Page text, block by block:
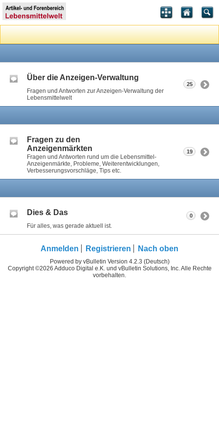
Über die Anzeigen-Verwaltung
Fragen und Antworten zur Anzeigen-Verwaltung der
Lebensmittelwelt
25
Fragen zu den
Anzeigenmärkten
Fragen und Antworten rund um die Lebensmittel-
Anzeigenmärkte, Probleme, Weiterentwicklungen,
Verbesserungsvorschläge, Tips etc.
19
Dies & Das
Für alles, was gerade aktuell ist.
0
Anmelden Registrieren Nach oben
Powered by vBulletin Version 4.2.3 (Deutsch)
Copyright ©2026 Adduco Digital e.K. und vBulletin Solutions, Inc. Alle Rechte
vorbehalten.